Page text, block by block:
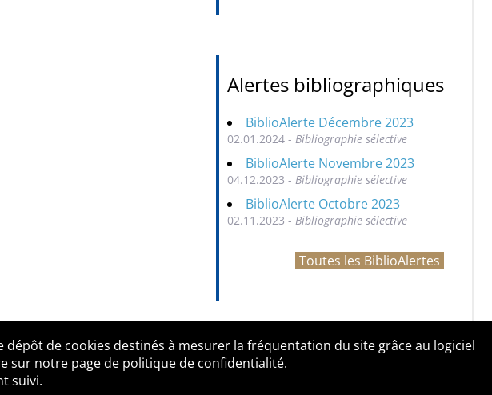
Alertes bibliographiques
BiblioAlerte Décembre 2023
02.01.2024 - Bibliographie sélective
BiblioAlerte Novembre 2023
04.12.2023 - Bibliographie sélective
BiblioAlerte Octobre 2023
02.11.2023 - Bibliographie sélective
Toutes les BiblioAlertes
Politique de confidentialité Contact
de cookies destinés à mesurer la fréquentation du site grâce au logiciel
sur notre page de politique de confidentialité.
suivi.